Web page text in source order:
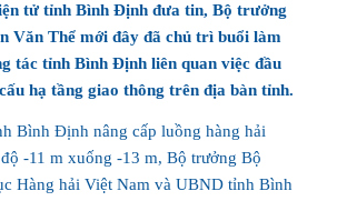
tử tỉnh Bình Định đưa tin, Bộ trưởng
Văn Thể mới đây đã chủ trì buổi làm
tác tỉnh Bình Định liên quan việc đầu
hạ tầng giao thông trên địa bàn tỉnh.
Bình Định nâng cấp luồng hàng hải
-11 m xuống -13 m, Bộ trưởng Bộ
Hàng hải Việt Nam và UBND tỉnh Bình